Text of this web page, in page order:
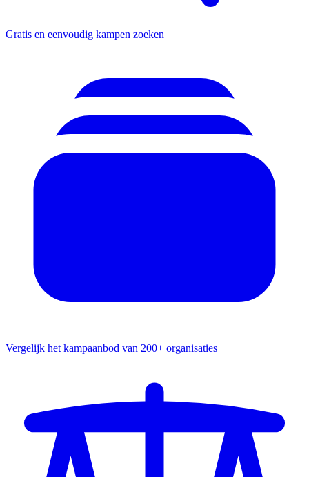
Gratis en eenvoudig kampen zoeken
Vergelijk het kampaanbod van 200+ organisaties